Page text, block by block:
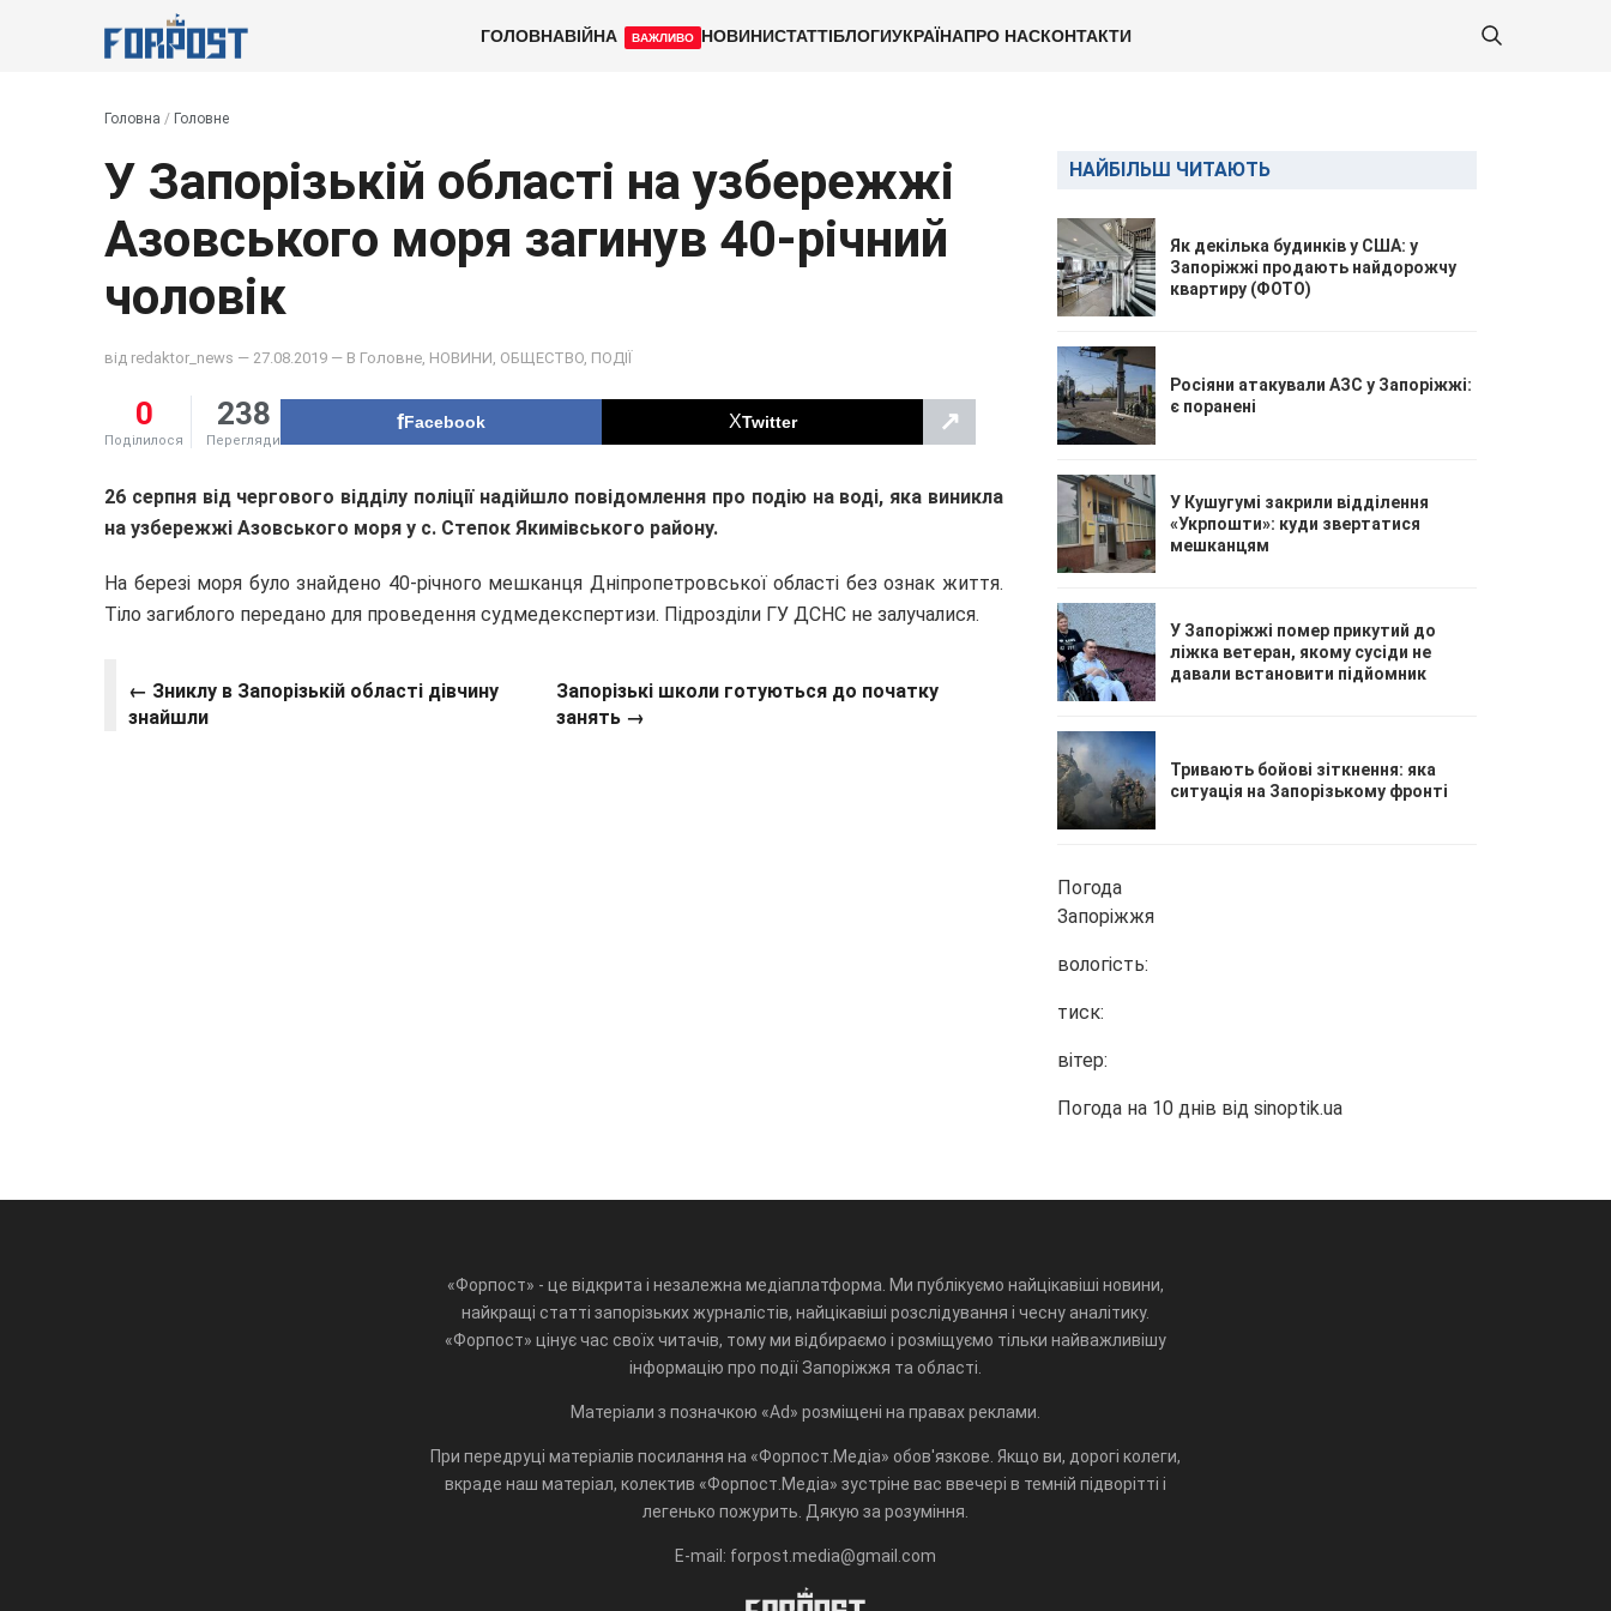
ГОЛОВНАВІЙНА ВАЖЛИВО НОВИНИСТАТТІБЛОГИУКРАЇНАПРО НАСКОНТАКТИ
Головна / Головне
У Запорізькій області на узбережжі
Азовського моря загинув 40-річний
чоловік
від redaktor_news — 27.08.2019 — В Головне НОВИНИ ОБЩЕСТВО ПОДІЇ
0
Поділилося
238
Перегляди
Facebook Twitter ↗
26 серпня від чергового відділу поліції надійшло повідомлення про подію на воді, яка виникла
на узбережжі Азовського моря у с. Степок Якимівського району.
На березі моря було знайдено 40-річного мешканця Дніпропетровської області без ознак життя.
Тіло загиблого передано для проведення судмедекспертизи. Підрозділи ГУ ДСНС не залучалися.
← Зниклу в Запорізькій області дівчину
знайшли
Запорізькі школи готуються до початку
занять →
НАЙБІЛЬШ ЧИТАЮТЬ
Як декілька будинків у США: у
Запоріжжі продають найдорожчу
квартиру (ФОТО)
Росіяни атакували АЗС у Запоріжжі:
є поранені
У Кушугумі закрили відділення
«Укрпошти»: куди звертатися
мешканцям
У Запоріжжі помер прикутий до
ліжка ветеран, якому сусіди не
давали встановити підйомник
Тривають бойові зіткнення: яка
ситуація на Запорізькому фронті
Погода
Запоріжжя
вологість:
тиск:
вітер:
Погода на 10 днів від sinoptik.ua
«Форпост» - це відкрита і незалежна медіаплатформа. Ми публікуємо найцікавіші новини,
найкращі статті запорізьких журналістів, найцікавіші розслідування і чесну аналітику.
«Форпост» цінує час своїх читачів, тому ми відбираємо і розміщуємо тільки найважливішу
інформацію про події Запоріжжя та області.
Матеріали з позначкою «Ad» розміщені на правах реклами.
При передруці матеріалів посилання на «Форпост.Медіа» обов'язкове. Якщо ви, дорогі колеги,
вкраде наш матеріал, колектив «Форпост.Медіа» зустріне вас ввечері в темній підворітті і
легенько пожурить. Дякую за розуміння.
E-mail: forpost.media@gmail.com